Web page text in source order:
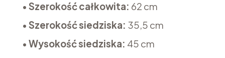
• Szerokość całkowita: 62 cm
• Szerokość siedziska: 35,5 cm
• Wysokość siedziska: 45 cm